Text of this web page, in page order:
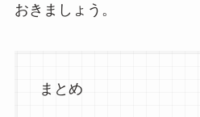
おきましょう。
まとめ